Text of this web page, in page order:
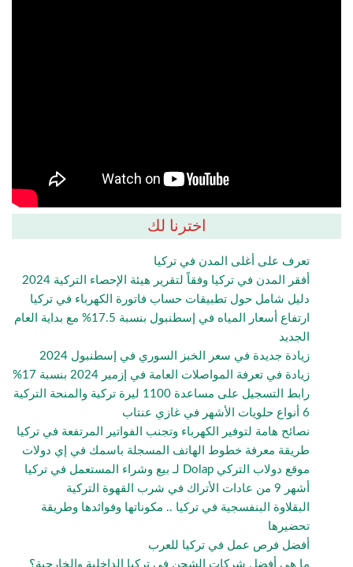
اخترنا لك
تعرف على أغلى المدن في تركيا
أفقر المدن في تركيا وفقاً لتقرير هيئة الإحصاء التركية 2024
دليل شامل حول تطبيقات حساب فاتورة الكهرباء في تركيا
ارتفاع أسعار المياه في إسطنبول بنسبة 17.5% مع بداية العام
الجديد
زيادة جديدة في سعر الخبز السوري في إسطنبول 2024
زيادة في تعرفة المواصلات العامة في إزمير 2024 بنسبة 17%
رابط التسجيل على مساعدة 1100 ليرة تركية والمنحة التركية
6 أنواع حلويات الأشهر في غازي عنتاب
نصائح هامة لتوفير الكهرباء وتجنب الفواتير المرتفعة في تركيا
طريقة معرفة خطوط الهاتف المسجلة باسمك في إي دولات
موقع دولاب التركي Dolap لـ بيع وشراء المستعمل في تركيا
أشهر 9 من عادات الأتراك في شرب القهوة التركية
البقلاوة البنفسجية في تركيا .. مكوناتها وفوائدها وطريقة
تحضيرها
أفضل فرص عمل في تركيا للعرب
ما هي أفضل شركات الشحن في تركيا الداخلية والخارجية؟